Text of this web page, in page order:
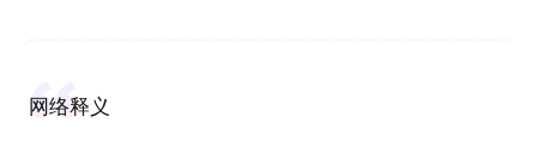
网络释义